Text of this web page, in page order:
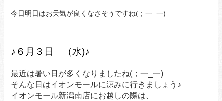
今日明日はお天気が良くなさそうですね(；一_一)
♪６月３ 日 （水)♪
最近は暑い日が多くなりましたね(；一_一)
そんな日はイオンモールに涼みに行きましょう♪
イオンモール新潟南店にお越しの際は、